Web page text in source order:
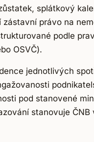
splátkový
právo na
podle
OSVČ).
jednotlivých
pod stanovené
stanovuje